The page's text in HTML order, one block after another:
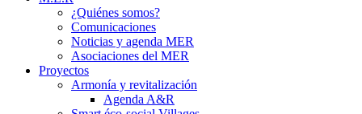
¿Quiénes somos?
Comunicaciones
Noticias y agenda MER
Asociaciones del MER
Proyectos
Armonía y revitalización
Agenda A&R